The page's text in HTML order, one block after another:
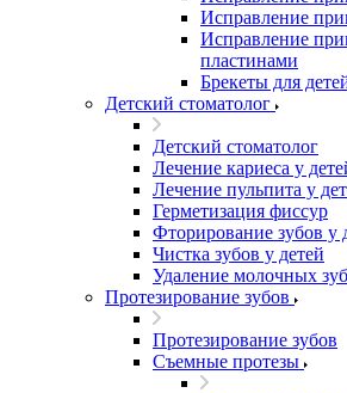
Исправление
Исправление
пластинами
Брекеты для
Детский стоматолог
Детский стоматолог
Лечение кариеса у
Лечение пульпита у
Герметизация фиссур
Фторирование зубов у
Чистка зубов у детей
Удаление молочных
Протезирование зубов
Протезирование зубов
Съемные протезы